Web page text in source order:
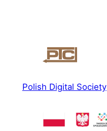
Polish Digital Society